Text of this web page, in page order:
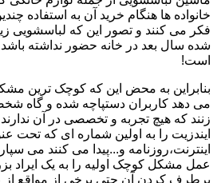
خانواده ها هنگام خرید آن به استفاده
فکر می کنند و تصور این که لباسشویی
شده سال بعد در خانه حضور نداشته
است!
بنابراین به محض این که کوچک ترین
می دهد کاربران دستپاچه شده و گاه
زنند که هیچ تجربه و تخصصی در آن
ایندزیت را به اولین شماره ای که تحت
اینترنت،روزنامه و...پیدا می کنند می
عمل مشکل کوچک اولیه را به یک ایراد
برطرف کردن آن حتی برخی از مواقع از